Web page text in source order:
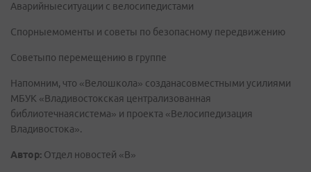
Аварийныеситуации с велосипедистами
Спорныемоменты и советы по безопасному передвижению
Советыпо перемещению в группе
Напомним, что «Велошкола» созданасовместными усилиями
МБУК «Владивостокская централизованная
библиотечнаясистема» и проекта «Велосипедизация
Владивостока».
Автор: Отдел новостей «В»